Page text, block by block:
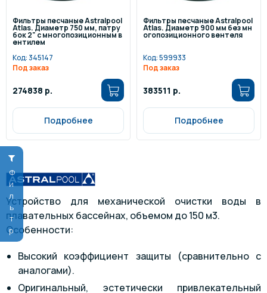
Фильтр
Фильтры песчаные Astralpool
Atlas. Диаметр 750 мм, патру
бок 2" с многопозиционным в
ентилем
Код:345147
Под заказ
274838 р.
Подробнее
Фильтры песчаные Astralpool
Atlas. Диаметр 900 мм без мн
огопозиционного вентеля
Код:599933
Под заказ
383511 р.
Подробнее
Устройство для механической очистки воды в
плавательных бассейнах, объемом до 150 м3.
Особенности:
Высокий коэффициент защиты (сравнительно с
аналогами).
Оригинальный, эстетически привлекательный